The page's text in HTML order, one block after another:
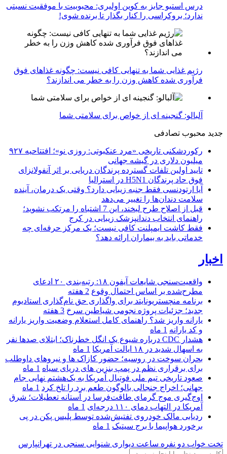
درس استیو جابز به کوین اولیری: محبوبیت با موفقیت نسبتی
ندارد؛ بروکراسی را کنار بگذار تا برنده شوی!
رژیم غذایی شما به تنهایی کافی نیست: چگونه غذاهای فوق
فرآوری شده کاهش وزن را به خطر می اندازند؟
آلبالو: گنجینه ای از خواص برای سلامتی شما
جدید محبوب تصادفی
رکوردشکنی تاریخی «مرد عنکبوتی: روزی نو»؛ افتتاحیه ۹۲۷
میلیون دلاری در گیشه جهانی
تایید اولین تلفات گسترده پرندگان دریایی بر اثر آنفولانزای
فوق حاد پرندگان H5N1 در استرالیا
آیا ارتودنسی فقط جنبه زیبایی دارد؟ وقتی یک درمان، آینده
سلامت دندان‌ها را تغییر می‌دهد
قبل از اصلاح طرح لبخند، این 7 اشتباه را مرتکب نشوید؛
راهنمای انتخاب دندانپزشک زیبایی در کرج
فقط کاشت ایمپلنت کافی نیست؛ یک مرکز حرفه‌ای چه
خدماتی باید به بیماران ارائه دهد؟
اخبار
واقعیت‌سنجی شایعات آیفون ۱۸: رتبه‌بندی ۲۰ ادعای
مطرح‌شده بر اساس احتمال وقوع 2 هفته
برنامه منچستریونایتد برای واگذاری حق نام‌گذاری استادیوم
جدید؛ جزئیات پروژه نجومی شیاطین سرخ 3 هفته
یارانه واریز شد؟ راهنمای کامل استعلام وضعیت واریز یارانه
و کد یارانه 1 ماه
هشدار CDC درباره شیوع یک انگل خطرناک؛ ابتلای صدها نفر
به اسهال شدید در ۱۸ ایالت آمریکا
1 ماه
بحران سوخت در روسیه؛ حضور کازاک‌ ها و نیروهای داوطلب
برای برقراری نظم در پمپ بنزین‌ های دریای سیاه 1 ماه
صعود تاریخی تیم ملی فوتبال آمریکا به یک‌هشتم نهایی جام
جهانی؛ اخراج جنجالی بالوگون طعم برد را تلخ کرد 1 ماه
اوج‌گیری موج گرمای طاقت‌فرسا در آستانه تعطیلات؛ شرق
آمریکا در التهاب دمای ۱۱۰ درجه‌ای
1 ماه
ردیابی مالک خودروی تفتیش‌شده توسط پلیس پکن در پی
برخورد هواپیما با برج سیتیک 1 ماه
تخت خواب دو نفره ساعت دیواری شنوایی سنجی در تهرانپارس